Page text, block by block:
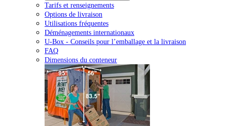
Tarifs et renseignements
Options de livraison
Utilisations fréquentes
Déménagements internationaux
U-Box - Conseils pour l’emballage et la livraison
FAQ
Dimensions du conteneur